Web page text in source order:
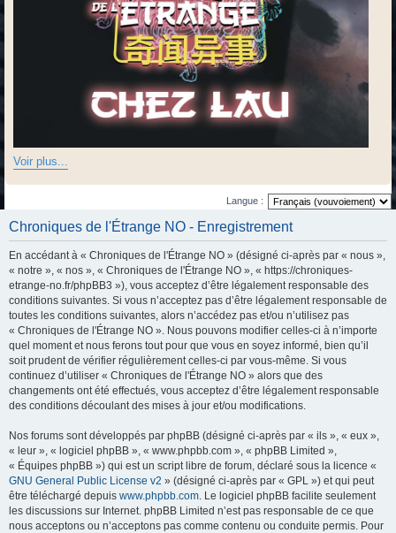
Voir plus...
Langue :
Chroniques de l'Étrange NO - Enregistrement
En accédant à « Chroniques de l'Étrange NO » (désigné ci-après par « nous »,
« notre », « nos », « Chroniques de l'Étrange NO », « https://chroniques-
etrange-no.fr/phpBB3 »), vous acceptez d’être légalement responsable des
conditions suivantes. Si vous n’acceptez pas d’être légalement responsable de
toutes les conditions suivantes, alors n’accédez pas et/ou n’utilisez pas
« Chroniques de l'Étrange NO ». Nous pouvons modifier celles-ci à n’importe
quel moment et nous ferons tout pour que vous en soyez informé, bien qu’il
soit prudent de vérifier régulièrement celles-ci par vous-même. Si vous
continuez d’utiliser « Chroniques de l'Étrange NO » alors que des
changements ont été effectués, vous acceptez d’être légalement responsable
des conditions découlant des mises à jour et/ou modifications.
Nos forums sont développés par phpBB (désigné ci-après par « ils », « eux »,
« leur », « logiciel phpBB », « www.phpbb.com », « phpBB Limited »,
« Équipes phpBB ») qui est un script libre de forum, déclaré sous la licence «
GNU General Public License v2 » (désigné ci-après par « GPL ») et qui peut
être téléchargé depuis www.phpbb.com . Le logiciel phpBB facilite seulement
les discussions sur Internet. phpBB Limited n’est pas responsable de ce que
nous acceptons ou n’acceptons pas comme contenu ou conduite permis. Pour